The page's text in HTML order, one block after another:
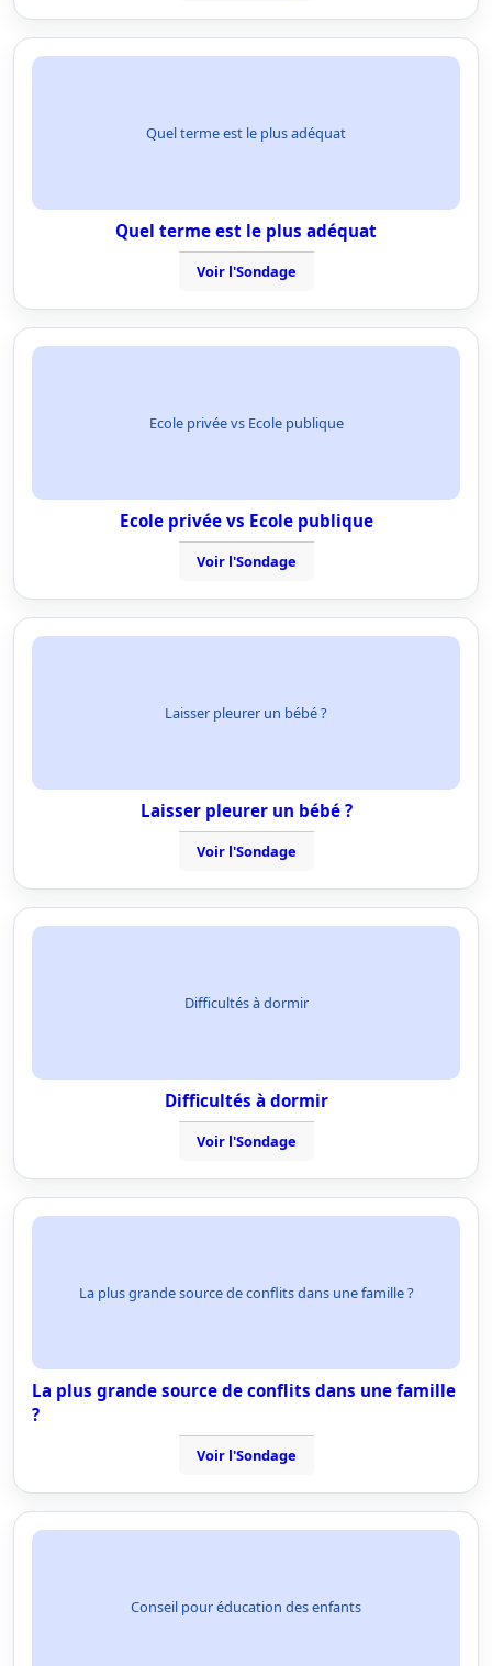
Quel terme est le plus adéquat
Quel terme est le plus adéquat
Voir l'Sondage
Ecole privée vs Ecole publique
Ecole privée vs Ecole publique
Voir l'Sondage
Laisser pleurer un bébé ?
Laisser pleurer un bébé ?
Voir l'Sondage
Difficultés à dormir
Difficultés à dormir
Voir l'Sondage
La plus grande source de conflits dans une famille ?
La plus grande source de conflits dans une famille
?
Voir l'Sondage
Conseil pour éducation des enfants